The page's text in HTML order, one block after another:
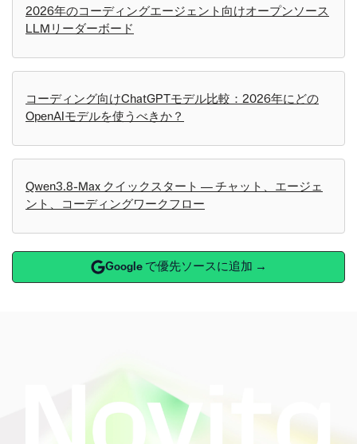
2026年のコーディングエージェント向けオープンソース
LLMリーダーボード
コーディング向けChatGPTモデル比較：2026年にどの
OpenAIモデルを使うべきか？
Qwen3.8-Max クイックスタート — チャット、エージェ
ント、コーディングワークフロー
Google で優先ソースに追加 →